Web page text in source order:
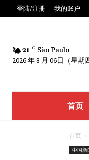
登陆/注册 我的账户
21 C São Paulo
2026 年 8 月 06日（星期
首页
首页
中国新